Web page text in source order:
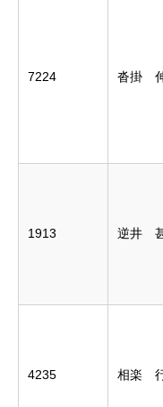
7224 沓掛
1913 逆井
4235 相楽